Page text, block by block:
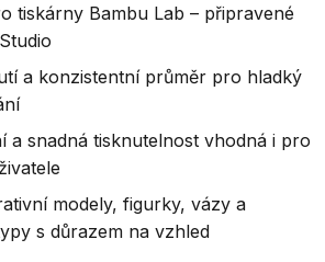
tiskárny Bambu Lab – připravené
a konzistentní průměr pro hladký
a snadná tisknutelnost vhodná i pro
modely, figurky, vázy a
s důrazem na vzhled